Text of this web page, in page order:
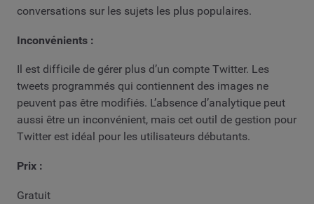
conversations sur les sujets les plus populaires.
Inconvénients :
Il est difficile de gérer plus d’un compte Twitter. Les
tweets programmés qui contiennent des images ne
peuvent pas être modifiés. L’absence d’analytique peut
aussi être un inconvénient, mais cet outil de gestion pour
Twitter est idéal pour les utilisateurs débutants.
Prix :
Gratuit